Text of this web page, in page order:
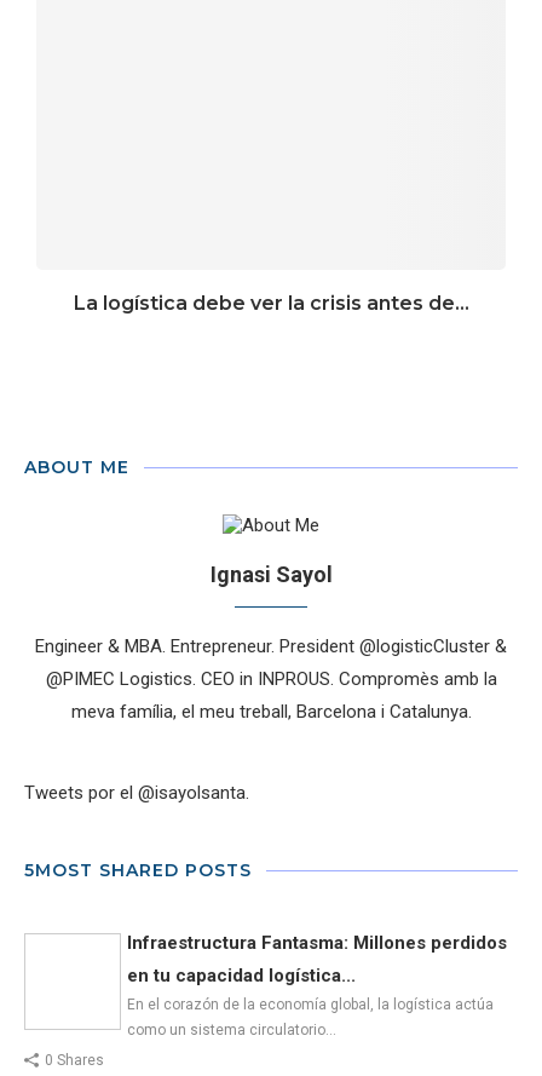
La logística debe ver la crisis antes de...
ABOUT ME
Ignasi Sayol
Engineer & MBA. Entrepreneur. President @logisticCluster &
@PIMEC Logistics. CEO in INPROUS. Compromès amb la
meva família, el meu treball, Barcelona i Catalunya.
Tweets por el @isayolsanta.
5MOST SHARED POSTS
Infraestructura Fantasma: Millones perdidos
en tu capacidad logística...
En el corazón de la economía global, la logística actúa
como un sistema circulatorio…
0 Shares